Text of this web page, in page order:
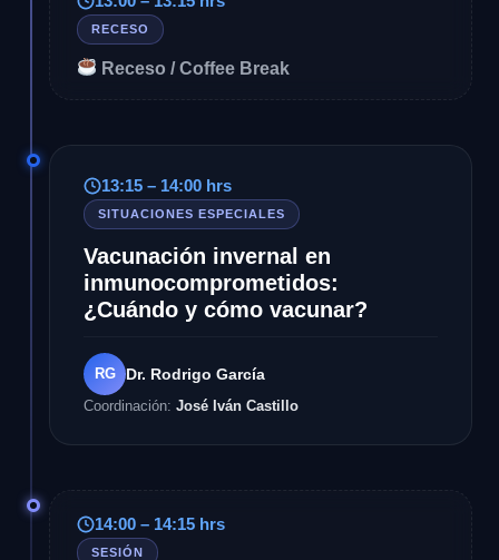
RECESO
Receso / Coffee Break
13:15 – 14:00 hrs
SITUACIONES ESPECIALES
Vacunación invernal en
inmunocomprometidos:
¿Cuándo y cómo vacunar?
RG Dr. Rodrigo García
Coordinación: José Iván Castillo
14:00 – 14:15 hrs
SESIÓN